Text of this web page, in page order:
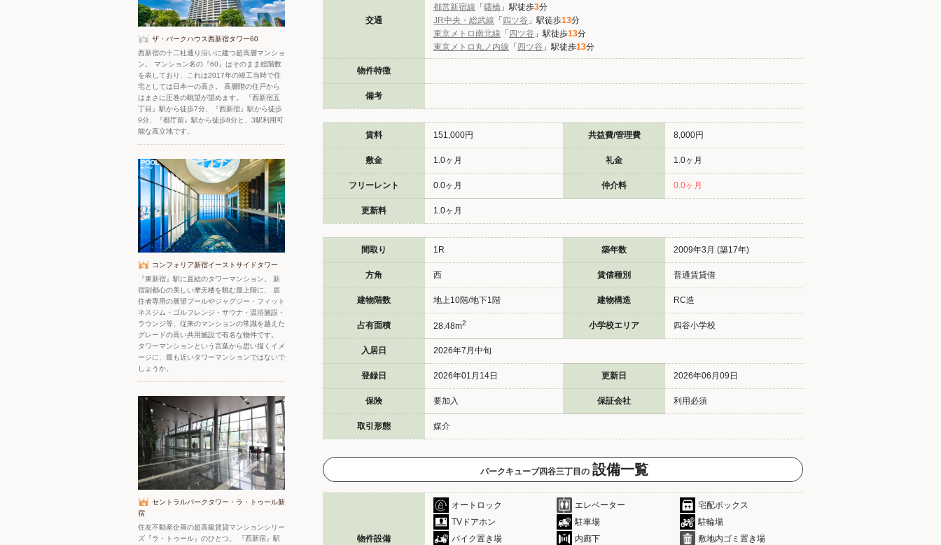
交通
都営新宿線 「 曙橋 」駅徒歩3分
JR中央・総武線 「 四ツ谷 」駅徒歩13分
東京メトロ南北線 「 四ツ谷 」駅徒歩13分
東京メトロ丸ノ内線 「 四ツ谷 」駅徒歩13分
物件特徴
備考
賃料 151,000円 共益費/管理費 8,000円
敷金 1.0ヶ月 礼金 1.0ヶ月
フリーレント 0.0ヶ月 仲介料 0.0ヶ月
更新料 1.0ヶ月
間取り 1R 築年数 2009年3月 (築17年)
方角 西 賃借種別 普通賃貸借
建物階数 地上10階/地下1階 建物構造 RC造
占有面積 28.48m2 小学校エリア 四谷小学校
入居日 2026年7月中旬
登録日 2026年01月14日 更新日 2026年06月09日
保険 要加入 保証会社 利用必須
取引形態 媒介
パークキューブ四谷三丁目の 設備一覧
物件設備
オートロック エレベーター
宅配ボックス
TVドアホン
駐車場
駐輪場
バイク置き場
内廊下
敷地内ゴミ置き場
ザ・パークハウス西新宿タワー60
西新宿の十二社通り沿いに建つ超高層マンショ
ン。 マンション名の『60』はそのまま総階数
を表しており、これは2017年の竣工当時で住
宅としては日本一の高さ。 高層階の住戸から
はまさに圧巻の眺望が望めます。 『西新宿五
丁目』駅から徒歩7分、『西新宿』駅から徒歩
9分、『都庁前』駅から徒歩8分と、3駅利用可
能な高立地です。
コンフォリア新宿イーストサイドタワー
『東新宿』駅に直結のタワーマンション。 新
宿副都心の美しい摩天楼を眺む最上階に、 居
住者専用の展望プールやジャグジー・フィット
ネスジム・ゴルフレンジ・サウナ・温浴施設・
ラウンジ等、従来のマンションの常識を越えた
グレードの高い共用施設で有名な物件です。
タワーマンションという言葉から思い描くイメ
ージに、最も近いタワーマンションではないで
しょうか。
セントラルパークタワー・ラ・トゥール新
宿
住友不動産企画の超高級賃貸マンションシリー
ズ『ラ・トゥール』のひとつ。 『西新宿』駅